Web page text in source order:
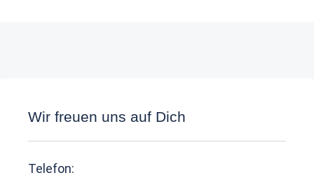
Wir freuen uns auf Dich
Telefon: